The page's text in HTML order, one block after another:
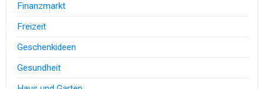
Finanzmarkt
Freizeit
Geschenkideen
Gesundheit